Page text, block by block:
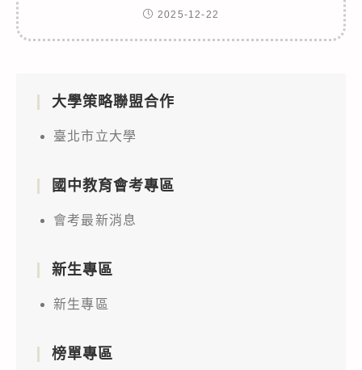
2025-12-22
大學策略聯盟合作
臺北市立大學
國中教育會考專區
會考最新消息
新生專區
新生專區
榜單專區